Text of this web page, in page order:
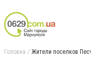
Головна Жители поселков